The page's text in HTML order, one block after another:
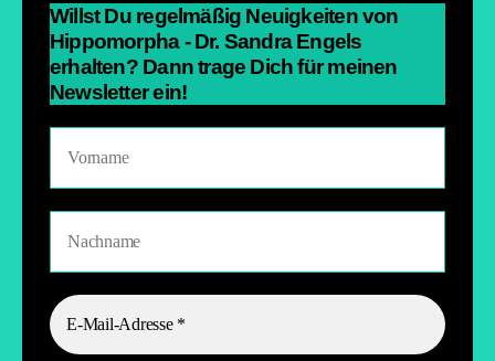
Willst Du regelmäßig Neuigkeiten von
Hippomorpha - Dr. Sandra Engels
erhalten? Dann trage Dich für meinen
Newsletter ein!